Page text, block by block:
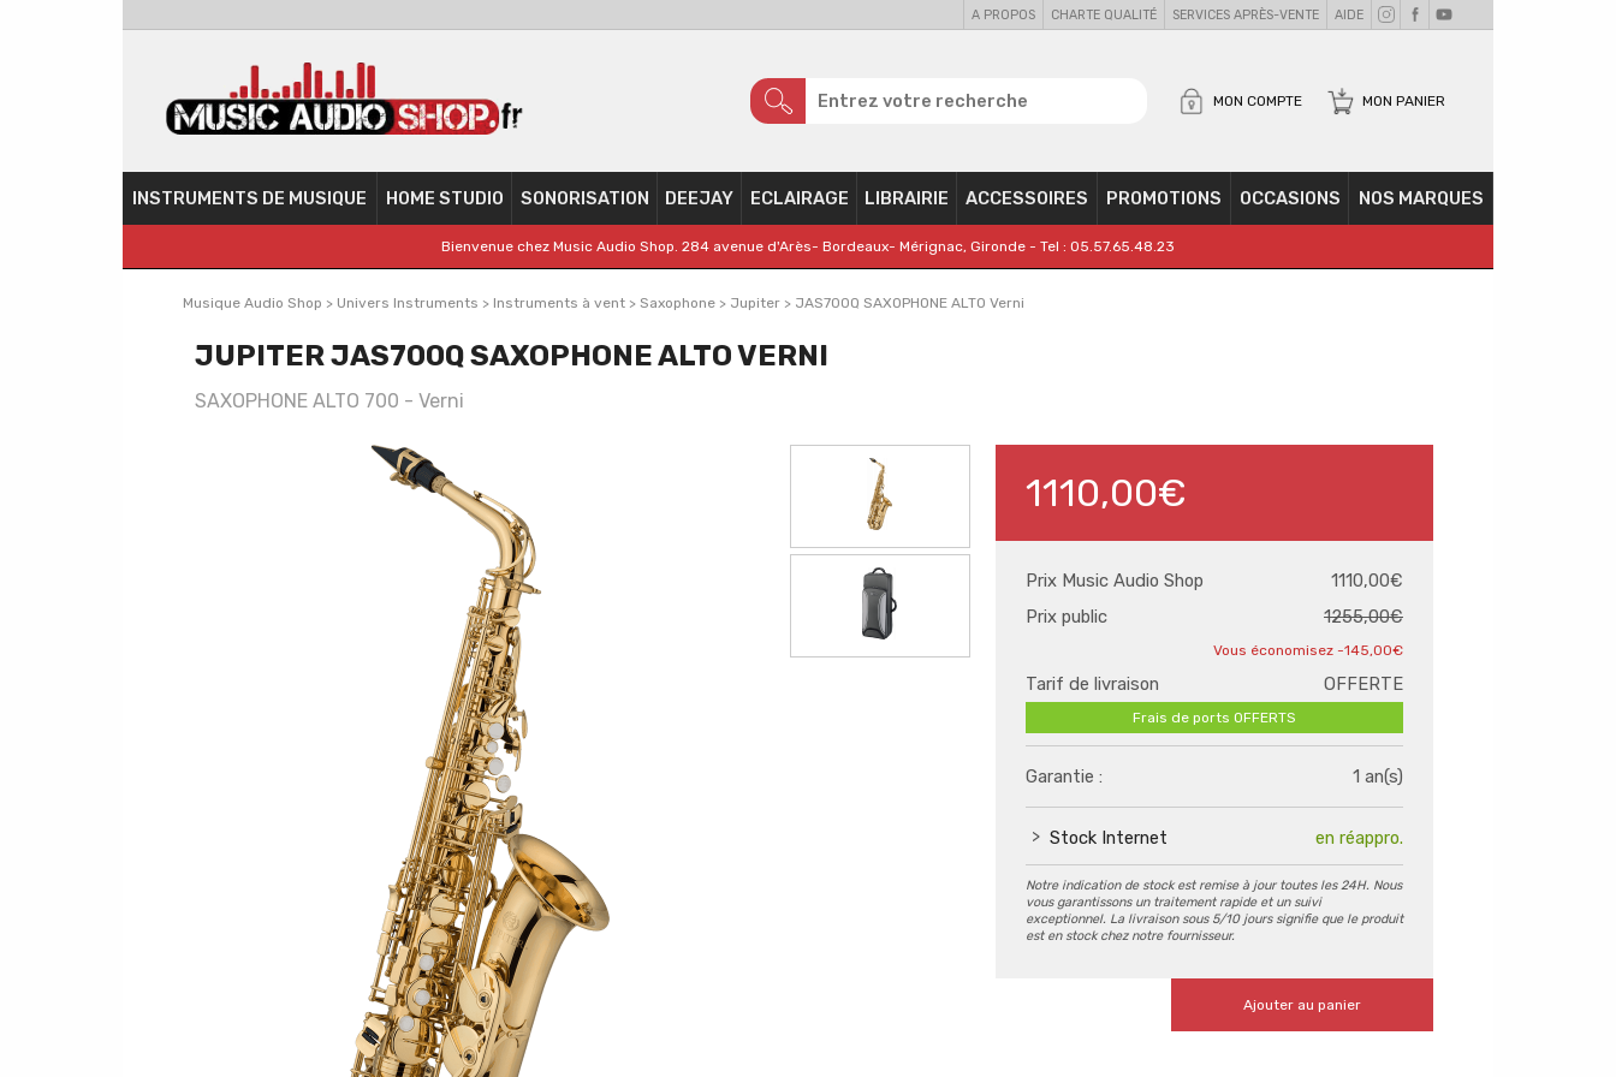
A PROPOS CHARTE QUALITÉ SERVICES APRÈS-VENTE AIDE
MON PANIER
MON COMPTE
INSTRUMENTS DE MUSIQUE HOME STUDIO SONORISATION DEEJAY ECLAIRAGE LIBRAIRIE ACCESSOIRES PROMOTIONS OCCASIONS NOS MARQUES
Bienvenue chez Music Audio Shop. 284 avenue d'Arès- Bordeaux- Mérignac, Gironde - Tel : 05.57.65.48.23
Musique Audio Shop > Univers Instruments > Instruments à vent > Saxophone > Jupiter > JAS700Q SAXOPHONE ALTO Verni
JUPITER JAS700Q SAXOPHONE ALTO VERNI
SAXOPHONE ALTO 700 - Verni
1110,00€
Prix Music Audio Shop
1110,00€
Prix public
1255,00€
-145,00€
Tarif de livraison OFFERTE
Frais de ports OFFERTS
Garantie : 1 an(s)
Stock Internet en réappro.
Notre indication de stock est remise à jour toutes les 24H. Nous
vous garantissons un traitement rapide et un suivi
exceptionnel. La livraison sous 5/10 jours signifie que le produit
est en stock chez notre fournisseur.
Ajouter au panier